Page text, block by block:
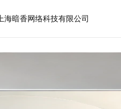
上海暗香网络科技有限公司